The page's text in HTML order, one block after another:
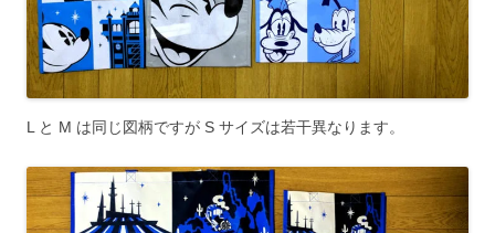
L と M は同じ図柄ですが S サイズは若干異なります。